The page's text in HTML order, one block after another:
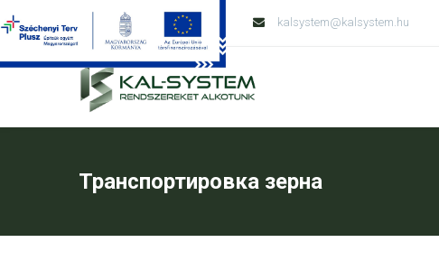
Tel: +36 79 428 138 kalsystem@kalsystem.hu
Транспортировка зерна